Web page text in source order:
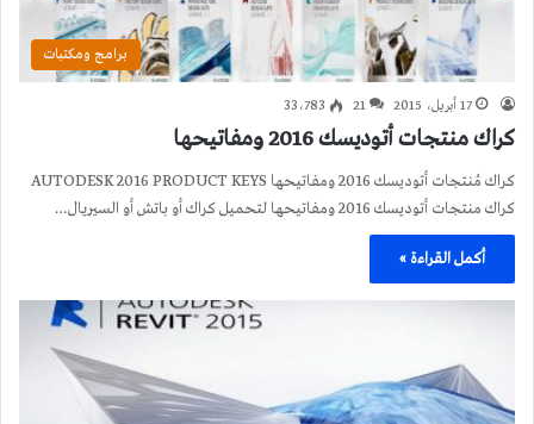
برامج ومكتبات
17 أبريل، 2015 21 33٬783
كراك منتجات أتوديسك 2016 ومفاتيحها
كراك مُنتجات أتوديسك 2016 ومفاتيحها AUTODESK 2016 PRODUCT KEYS
كراك منتجات أتوديسك 2016 ومفاتيحها لتحميل كراك أو باتش أو السيريال…
أكمل القراءة »